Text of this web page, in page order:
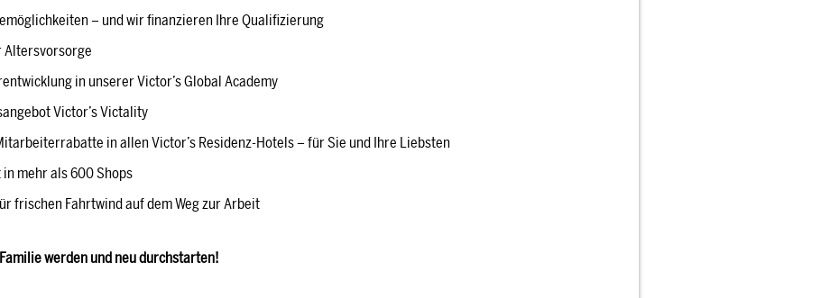
– und wir finanzieren Ihre Qualifizierung
Altersvorsorge
in unserer Victor’s Global Academy
Victor’s Victality
in allen Victor’s Residenz-Hotels – für Sie und Ihre Liebsten
in mehr als 600 Shops
frischen Fahrtwind auf dem Weg zur Arbeit
werden und neu durchstarten!